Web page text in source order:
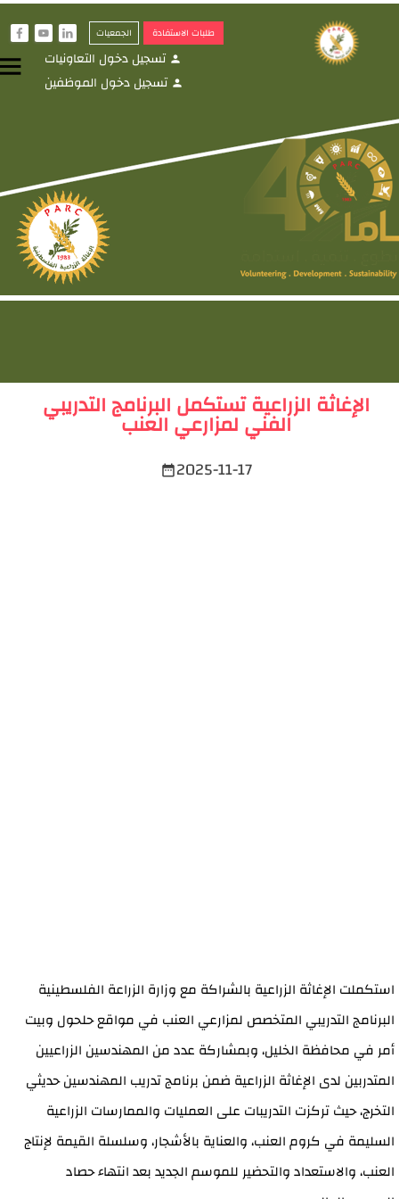
طلبات الاستفادة الجمعيات i
y
f
person تسجيل دخول التعاونيات
person تسجيل دخول الموظفين
الإغاثة الزراعية تستكمل البرنامج التدريبي
الفني لمزارعي العنب
2025-11-17
date_range
استكملت الإغاثة الزراعية بالشراكة مع وزارة الزراعة الفلسطينية
البرنامج التدريبي المتخصص لمزارعي العنب في مواقع حلحول وبيت
أمر في محافظة الخليل، وبمشاركة عدد من المهندسين الزراعيين
المتدربين لدى الإغاثة الزراعية ضمن برنامج تدريب المهندسين حديثي
التخرج، حيث تركزت التدريبات على العمليات والممارسات الزراعية
السليمة في كروم العنب، والعناية بالأشجار، وسلسلة القيمة لإنتاج
العنب، والاستعداد والتحضير للموسم الجديد بعد انتهاء حصاد